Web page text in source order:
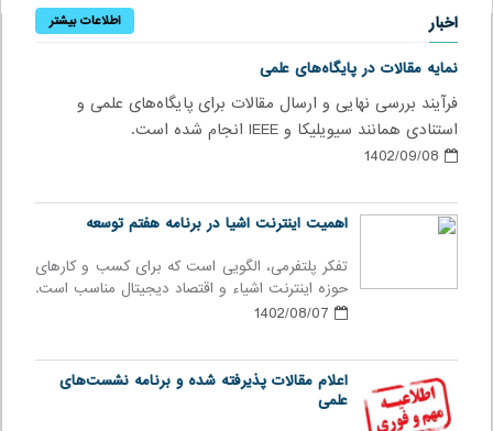
اخبار اطلاعات بیشتر
نمایه مقالات در پایگاه‌های علمی
فرآیند بررسی نهایی و ارسال مقالات برای پایگاه‌های علمی و
استنادی همانند سیویلیکا و IEEE انجام شده است.
1402/09/08
اهمیت اینترنت اشیا در برنامه هفتم توسعه
تفکر پلتفرمی، الگویی است که برای کسب و کارهای
حوزه اینترنت اشیاء و اقتصاد دیجیتال مناسب است.
1402/08/07
اعلام مقالات پذیرفته شده و برنامه نشست‌های
علمی